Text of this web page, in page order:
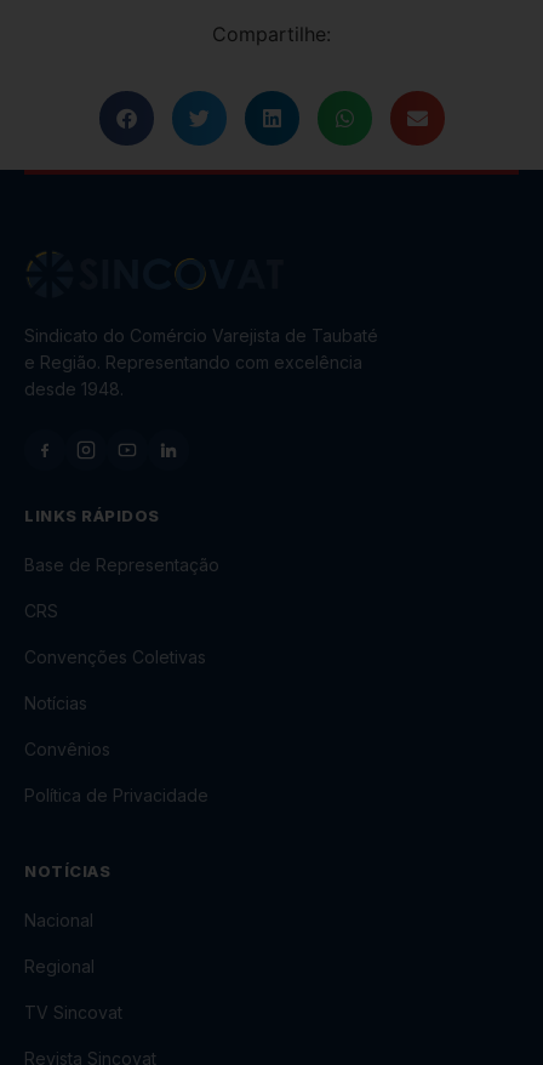
Compartilhe:
Sindicato do Comércio Varejista de Taubaté
e Região. Representando com excelência
desde 1948.
LINKS RÁPIDOS
Base de Representação
CRS
Convenções Coletivas
Notícias
Convênios
Política de Privacidade
NOTÍCIAS
Nacional
Regional
TV Sincovat
Revista Sincovat